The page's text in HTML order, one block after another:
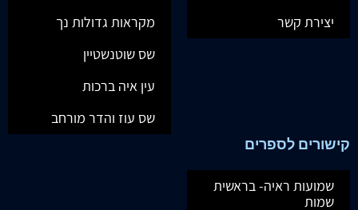
יצירת קשר
מקראות גדולות נך
שס שוטנשטיין
עין איה ברכות
שס עוז והדר מורחב
קישורים לספרים
שמועות ראיה- בראשית
שמות